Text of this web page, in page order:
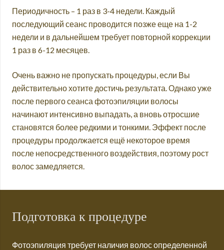
Периодичность – 1 раз в 3-4 недели. Каждый
последующий сеанс проводится позже еще на 1-2
недели и в дальнейшем требует повторной коррекции
1 раз в 6-12 месяцев.
Очень важно не пропускать процедуры, если Вы
действительно хотите достичь результата. Однако уже
после первого сеанса фотоэпиляции волосы
начинают интенсивно выпадать, а вновь отросшие
становятся более редкими и тонкими. Эффект после
процедуры продолжается ещё некоторое время
после непосредственного воздействия, поэтому рост
волос замедляется.
Подготовка к процедуре
Фотоэпиляция требует наличия волос определенной